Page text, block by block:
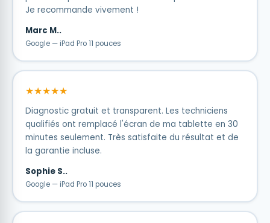
Je recommande vivement !
Marc M..
Google — iPad Pro 11 pouces
★★★★★
Diagnostic gratuit et transparent. Les techniciens
qualifiés ont remplacé l'écran de ma tablette en 30
minutes seulement. Très satisfaite du résultat et de
la garantie incluse.
Sophie S..
Google — iPad Pro 11 pouces